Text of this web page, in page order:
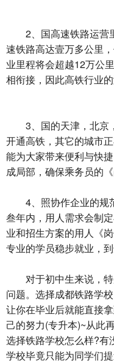
2、国高速铁路运营
速铁路高达壹万多公里
业里程将会超越12万公
相衔接，因此高铁行业的
3、国的天津，北京
开通高铁，其它的城市
能为大家带来便利与快
成局部，确保乘务员的
4、照协作企业的规
叁年内，用人需求会制
业和招生方案的用人《
专业的学员稳步就业，到
对于初中生来说，特
问题。选择成都铁路学
让你在毕业后就能直接
己的努力(专升本)~从此
选择铁路学校怎么样?有
学校毕竟只能为同学们